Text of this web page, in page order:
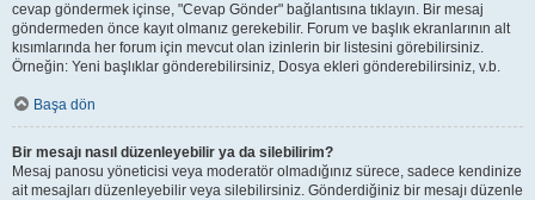
cevap göndermek içinse, "Cevap Gönder" bağlantısına tıklayın. Bir mesaj
göndermeden önce kayıt olmanız gerekebilir. Forum ve başlık ekranlarının alt
kısımlarında her forum için mevcut olan izinlerin bir listesini görebilirsiniz.
Örneğin: Yeni başlıklar gönderebilirsiniz, Dosya ekleri gönderebilirsiniz, v.b.
Başa dön
Bir mesajı nasıl düzenleyebilir ya da silebilirim?
Mesaj panosu yöneticisi veya moderatör olmadığınız sürece, sadece kendinize
ait mesajları düzenleyebilir veya silebilirsiniz. Gönderdiğiniz bir mesajı düzenle